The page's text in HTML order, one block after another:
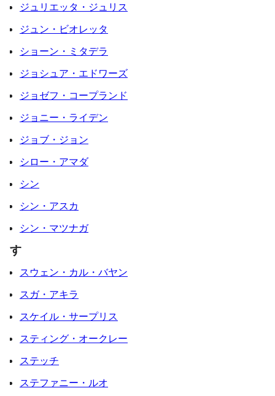
ジュリエッタ・ジュリス
ジュン・ビオレッタ
ショーン・ミタデラ
ジョシュア・エドワーズ
ジョゼフ・コープランド
ジョニー・ライデン
ジョブ・ジョン
シロー・アマダ
シン
シン・アスカ
シン・マツナガ
す
スウェン・カル・バヤン
スガ・アキラ
スケイル・サープリス
スティング・オークレー
ステッチ
ステファニー・ルオ